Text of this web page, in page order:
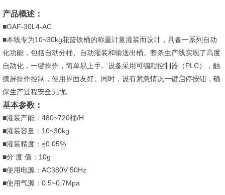
产品概述：
■GAF-30L4-AC
■本线专为10~30kg花篮铁桶的称重计量灌装而设计，具备一系列自动
化功能，包括自动分桶、自动灌装和输送出桶。整条生产线实现了高度
自动化，一键操作，简单易上手。设备采用可编程控制器（PLC），触
摸屏操作控制，使用界面友好。同时，设有紧急情况一键启停按钮，确
保生产过程安全无忧。
基本参数：
■灌装产能：480~720桶/H
■灌装容量：10~30kg
■灌装精度：≤0.05%
■分 度 值：10g
■使用电源：AC380V 50Hz
■使用气源：0.5~0.7Mpa